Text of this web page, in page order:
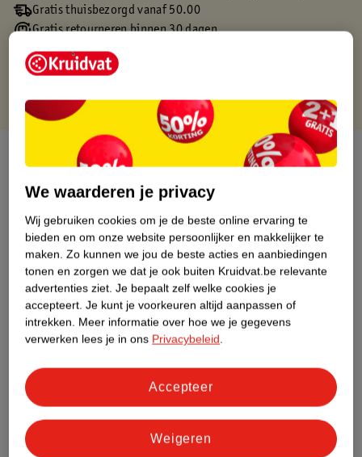
Gratis thuisbezorgd vanaf 50.00
Gratis retourneren binnen 30 dagen
Gratis punten met je Kruidvat kaart
Over dit product
Productinformatie
Etiketinformatie
Nature Impact Score
Dit product heeft (nog) geen Nature
Impact Score.
Meer informatie
Bestel & Bezorginformatie
We waarderen je privacy
Wij gebruiken cookies om je de beste online ervaring te
bieden en om onze website persoonlijker en makkelijker te
maken. Zo kunnen we jou de beste acties en aanbiedingen
tonen en zorgen we dat je ook buiten Kruidvat.be relevante
advertenties ziet. Je bepaalt zelf welke cookies je
accepteert. Je kunt je voorkeuren altijd aanpassen of
intrekken. Meer informatie over hoe we je gegevens
verwerken lees je in ons Privacybeleid.
Weigeren
Accepteer